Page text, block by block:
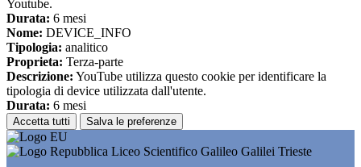
Youtube.
Durata: 6 mesi
Nome: DEVICE_INFO
Tipologia: analitico
Proprieta: Terza-parte
Descrizione: YouTube utilizza questo cookie per identificare la
tipologia di device utilizzata dall'utente.
Durata: 6 mesi
Accetta tutti Salva le preferenze
Liceo Scientifico Galileo Galilei Trieste